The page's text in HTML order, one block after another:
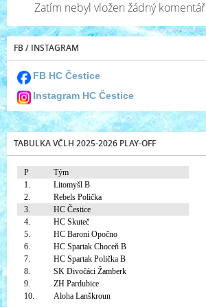
Zatím nebyl vložen žádný komentář
FB / INSTAGRAM
FB HC Čestice
Instagram HC Čestice
TABULKA VČLH 2025-2026 PLAY-OFF
P
Tým
1.
Litomyšl B
2.
Rebels Polička
3.
HC Čestice
4.
HC Skuteč
5.
HC Baroni Opočno
6.
HC Spartak Choceň B
7.
HC Spartak Polička B
8.
SK Divočáci Žamberk
9.
ZH Pardubice
10.
Aloha Lanškroun